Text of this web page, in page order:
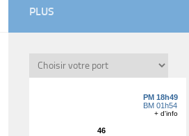
PLUS